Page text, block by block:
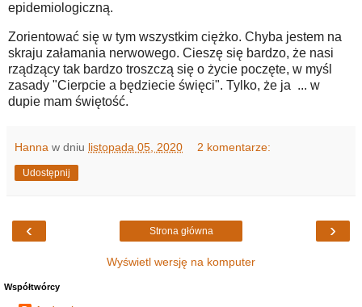
epidemiologiczną.
Zorientować się w tym wszystkim ciężko. Chyba jestem na
skraju załamania nerwowego. Cieszę się bardzo, że nasi
rządzący tak bardzo troszczą się o życie poczęte, w myśl
zasady "Cierpcie a będziecie święci". Tylko, że ja ... w
dupie mam świętość.
Hanna w dniu listopada 05, 2020 2 komentarze:
Udostępnij
‹ ›
Strona główna
Wyświetl wersję na komputer
Współtwórcy